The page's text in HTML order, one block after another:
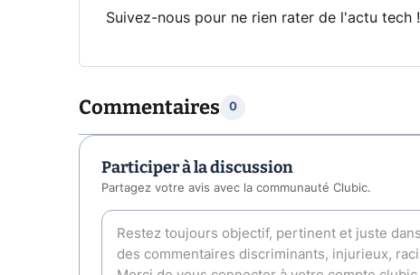
Suivez-nous pour ne rien rater de l'actu tech !
Commentaires 0
Participer à la discussion
Partagez votre avis avec la communauté Clubic.